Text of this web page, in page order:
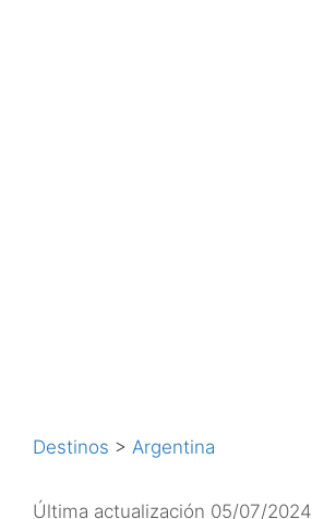
Destinos > Argentina
Última actualización 05/07/2024